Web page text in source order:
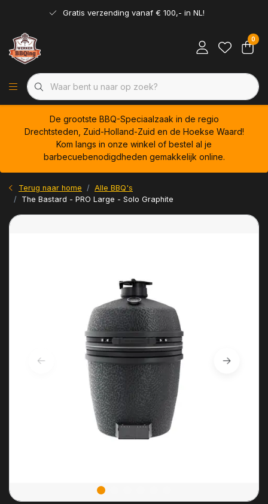
Gratis verzending vanaf € 100,- in NL!
0
De grootste BBQ-Speciaalzaak in de regio
Drechtsteden, Zuid-Holland-Zuid en de Hoekse Waard!
Kom langs in onze winkel of bestel al je
barbecuebenodigdheden gemakkelijk online.
Terug naar home
Alle BBQ's
The Bastard - PRO Large - Solo Graphite